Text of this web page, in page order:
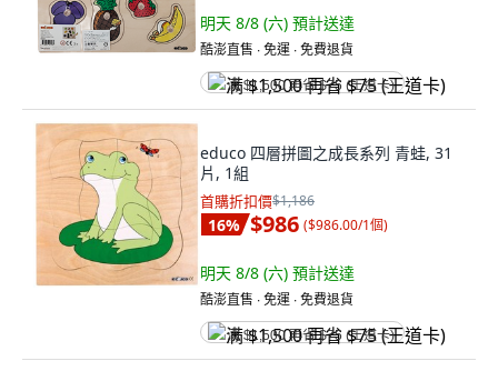
明天 8/8 (六) 預計送達
酷澎直售 ∙ 免運 ∙ 免費退貨
满 $1,500 再省 $75 (王道卡)
educo 四層拼圖之成長系列 青蛙, 31
片, 1組
首購折扣價$1,186
16% $986 ($986.00/1個)
明天 8/8 (六) 預計送達
酷澎直售 ∙ 免運 ∙ 免費退貨
满 $1,500 再省 $75 (王道卡)